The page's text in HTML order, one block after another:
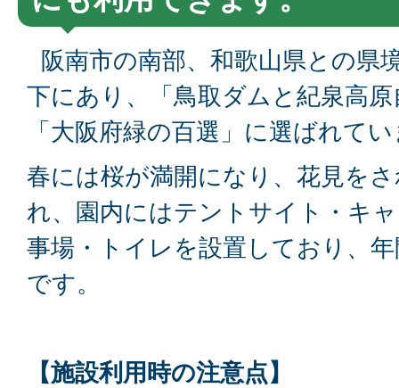
阪南市の南部、和歌山県との県
下にあり、「鳥取ダムと紀泉高
「大阪府緑の百選」に選ばれて
春には桜が満開になり、花見を
れ、園内にはテントサイト・キ
事場・トイレを設置しており、
です。
【施設利用時の注意点】